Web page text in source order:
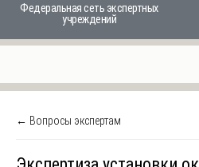
Федеральная сеть экспертных
учреждений
← Вопросы экспертам